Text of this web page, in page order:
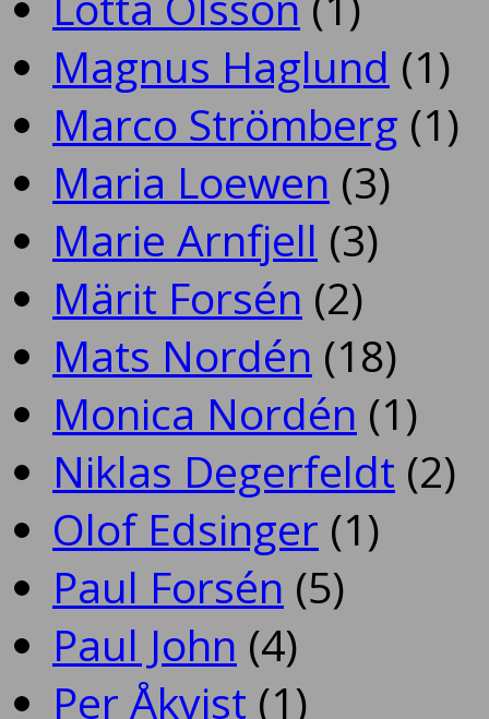
Magnus Haglund (1)
Marco Strömberg (1)
Maria Loewen (3)
Marie Arnfjell (3)
Märit Forsén (2)
Mats Nordén (18)
Monica Nordén (1)
Niklas Degerfeldt (2)
Olof Edsinger (1)
Paul Forsén (5)
Paul John (4)
Per Åkvist (1)